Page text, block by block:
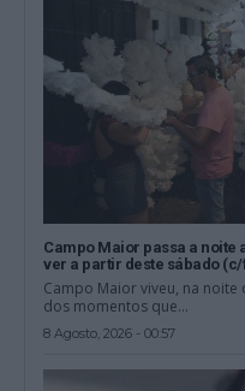
Campo Maior passa a
ver a partir deste sábado
Campo Maior viveu, na
dos momentos que...
8 Agosto, 2026 - 00:57